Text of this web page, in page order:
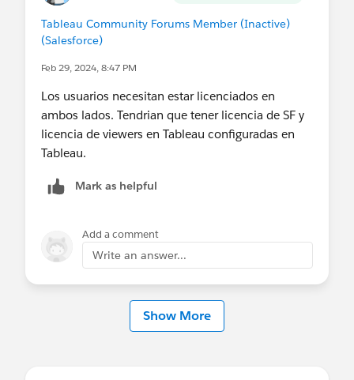
Tableau Community Forums Member (Inactive)
(Salesforce)
Feb 29, 2024, 8:47 PM
Los usuarios necesitan estar licenciados en
ambos lados. Tendrian que tener licencia de SF y
licencia de viewers en Tableau configuradas en
Tableau.
Mark as helpful
Add a comment
Write an answer...
Show More